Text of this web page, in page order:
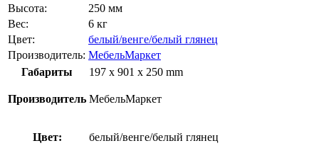
Высота:
250 мм
Вес:
6 кг
Цвет:
белый/венге/белый глянец
Производитель: МебельМаркет
Габариты
197 x 901 x 250 mm
Производитель МебельМаркет
Цвет: белый/венге/белый глянец